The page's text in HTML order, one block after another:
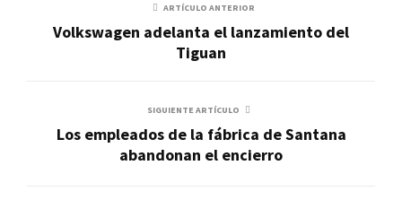
ARTÍCULO ANTERIOR
Volkswagen adelanta el lanzamiento del
Tiguan
SIGUIENTE ARTÍCULO
Los empleados de la fábrica de Santana
abandonan el encierro